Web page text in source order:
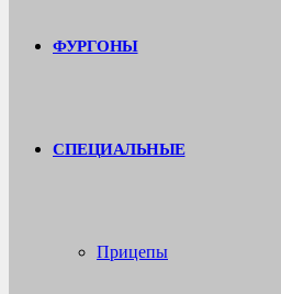
ФУРГОНЫ
СПЕЦИАЛЬНЫЕ
Прицепы